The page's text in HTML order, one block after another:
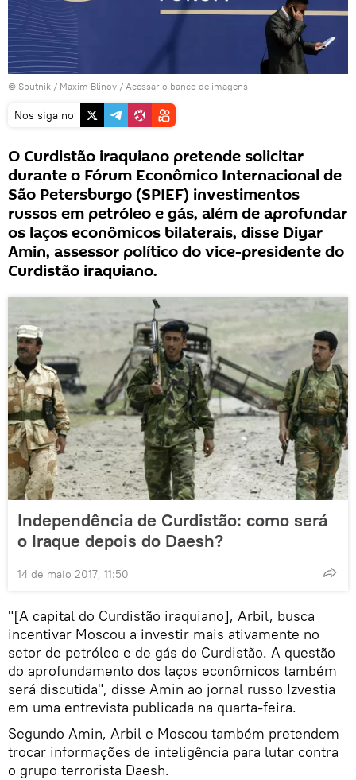
© Sputnik / Maxim Blinov / Acessar o banco de imagens
Nos siga no
O Curdistão iraquiano pretende solicitar
durante o Fórum Econômico Internacional de
São Petersburgo (SPIEF) investimentos
russos em petróleo e gás, além de aprofundar
os laços econômicos bilaterais, disse Diyar
Amin, assessor político do vice-presidente do
Curdistão iraquiano.
Independência de Curdistão: como será
o Iraque depois do Daesh?
14 de maio 2017, 11:50
"[A capital do Curdistão iraquiano], Arbil, busca
incentivar Moscou a investir mais ativamente no
setor de petróleo e de gás do Curdistão. A questão
do aprofundamento dos laços econômicos também
será discutida", disse Amin ao jornal russo Izvestia
em uma entrevista publicada na quarta-feira.
Segundo Amin, Arbil e Moscou também pretendem
trocar informações de inteligência para lutar contra
o grupo terrorista Daesh.